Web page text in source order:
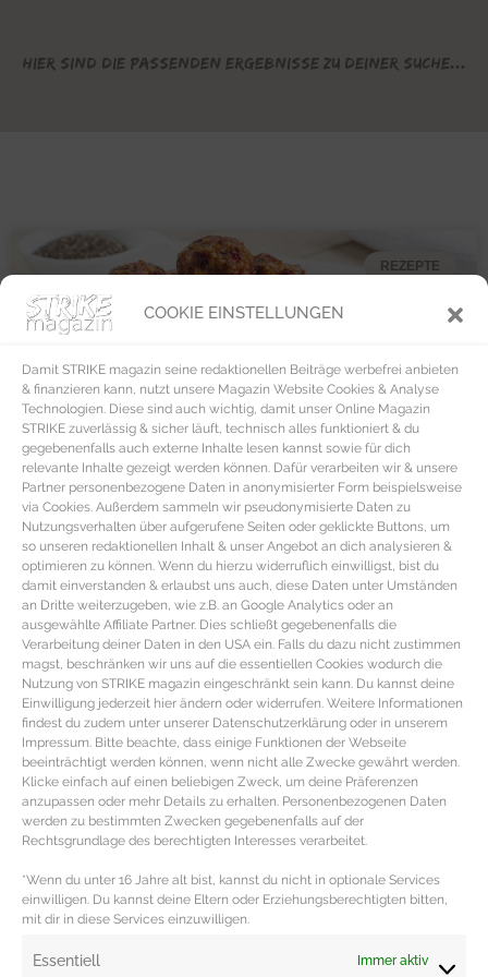
COOKIE EINSTELLUNGEN
Damit STRIKE magazin seine redaktionellen Beiträge werbefrei anbieten
& finanzieren kann, nutzt unsere Magazin Website Cookies & Analyse
Technologien. Diese sind auch wichtig, damit unser Online Magazin
STRIKE zuverlässig & sicher läuft, technisch alles funktioniert & du
gegebenenfalls auch externe Inhalte lesen kannst sowie für dich
relevante Inhalte gezeigt werden können. Dafür verarbeiten wir & unsere
Partner personenbezogene Daten in anonymisierter Form beispielsweise
via Cookies. Außerdem sammeln wir pseudonymisierte Daten zu
Nutzungsverhalten über aufgerufene Seiten oder geklickte Buttons, um
so unseren redaktionellen Inhalt & unser Angebot an dich analysieren &
optimieren zu können. Wenn du hierzu widerruflich einwilligst, bist du
damit einverstanden & erlaubst uns auch, diese Daten unter Umständen
an Dritte weiterzugeben, wie z.B. an Google Analytics oder an
ausgewählte Affiliate Partner. Dies schließt gegebenenfalls die
Verarbeitung deiner Daten in den USA ein. Falls du dazu nicht zustimmen
magst, beschränken wir uns auf die essentiellen Cookies wodurch die
Nutzung von STRIKE magazin eingeschränkt sein kann. Du kannst deine
Einwilligung jederzeit hier ändern oder widerrufen. Weitere Informationen
findest du zudem unter unserer Datenschutzerklärung oder in unserem
Impressum. Bitte beachte, dass einige Funktionen der Webseite
beeinträchtigt werden können, wenn nicht alle Zwecke gewährt werden.
Klicke einfach auf einen beliebigen Zweck, um deine Präferenzen
anzupassen oder mehr Details zu erhalten. Personenbezogenen Daten
werden zu bestimmten Zwecken gegebenenfalls auf der
Rechtsgrundlage des berechtigten Interesses verarbeitet.
*Wenn du unter 16 Jahre alt bist, kannst du nicht in optionale Services
einwilligen. Du kannst deine Eltern oder Erziehungsberechtigten bitten,
mit dir in diese Services einzuwilligen.
Essentiell Immer aktiv
Hier sind die passenden Ergebnisse zu deiner Suche...
REZEPTE
REZEPT – Vegane Energy Balls
Rezept für Vegane Rohkostpralinen Zutaten für die
45 g getrocknete Aprikosen 30